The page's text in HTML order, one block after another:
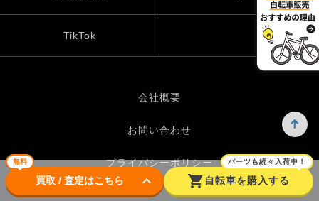
無料
買取 / 査定はこちら keyboard_arrow_down shopping_cart
パーツも続々入荷中！
自転車を購入する
TikTok
会社概要
お問い合わせ
プライバシーポリシー